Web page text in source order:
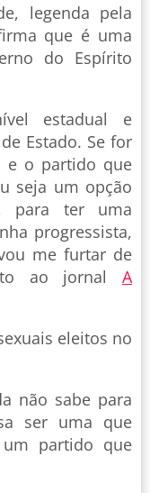
legenda pela
que é uma
do Espírito
estadual e
Estado. Se for
e o partido que
seja um opção
para ter uma
progressista,
me furtar de
ao jornal A
eleitos no
não sabe para
ser uma que
partido que